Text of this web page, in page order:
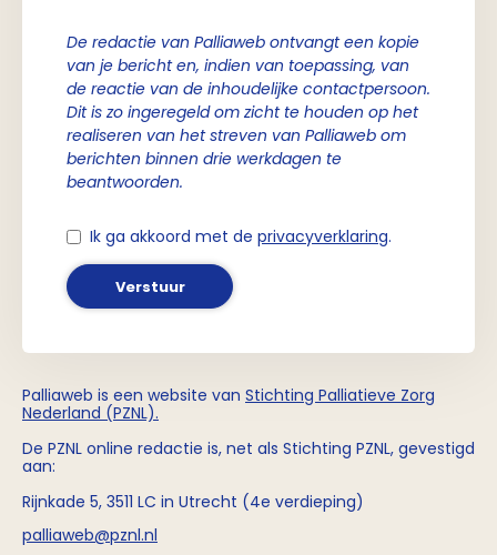
De redactie van Palliaweb ontvangt een kopie
van je bericht en, indien van toepassing, van
de reactie van de inhoudelijke contactpersoon.
Dit is zo ingeregeld om zicht te houden op het
realiseren van het streven van Palliaweb om
berichten binnen drie werkdagen te
beantwoorden.
Ik ga akkoord met de privacyverklaring.
Verstuur
Palliaweb is een website van Stichting Palliatieve Zorg
Nederland (PZNL).
De PZNL online redactie is, net als Stichting PZNL, gevestigd
aan:
Rijnkade 5, 3511 LC in Utrecht (4e verdieping)
palliaweb@pznl.nl